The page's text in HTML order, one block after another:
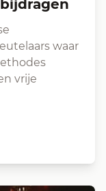
bijdragen
waar
vrije